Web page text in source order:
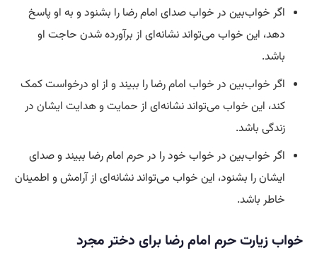
اگر خواب‌بین در خواب صدای امام رضا را بشنود و به او پاسخ
دهد، این خواب می‌تواند نشانه‌ای از برآورده شدن حاجت او
باشد.
اگر خواب‌بین در خواب امام رضا را ببیند و از او درخواست کمک
کند، این خواب می‌تواند نشانه‌ای از حمایت و هدایت ایشان در
زندگی باشد.
اگر خواب‌بین در خواب خود را در حرم امام رضا ببیند و صدای
ایشان را بشنود، این خواب می‌تواند نشانه‌ای از آرامش و اطمینان
خاطر باشد.
خواب زیارت حرم امام رضا برای دختر مجرد